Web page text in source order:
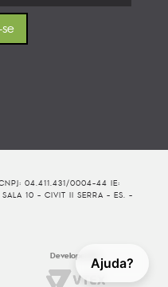
Ajuda?
04.411.431/0004-44 IE:
10 - CIVIT II SERRA - ES. -
Developed By